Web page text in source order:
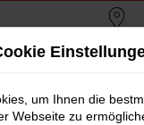
Straubing
um Ihnen die
Webseite zu